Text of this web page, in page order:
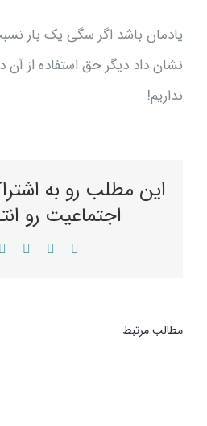
یادمان باشد اگر سگی یک بار
نشان داد دیگر حق استفاده از آن
نداریم!
این مطلب رو به
اجتماعیت رو
Facebook
Twitter
مطالب مرتبط